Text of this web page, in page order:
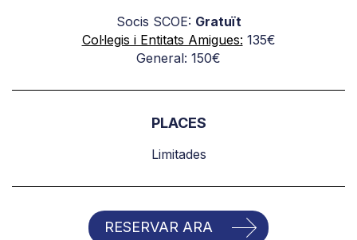
Socis SCOE: Gratuït
Col·legis i Entitats Amigues: 135€
General: 150€
PLACES
Limitades
RESERVAR ARA